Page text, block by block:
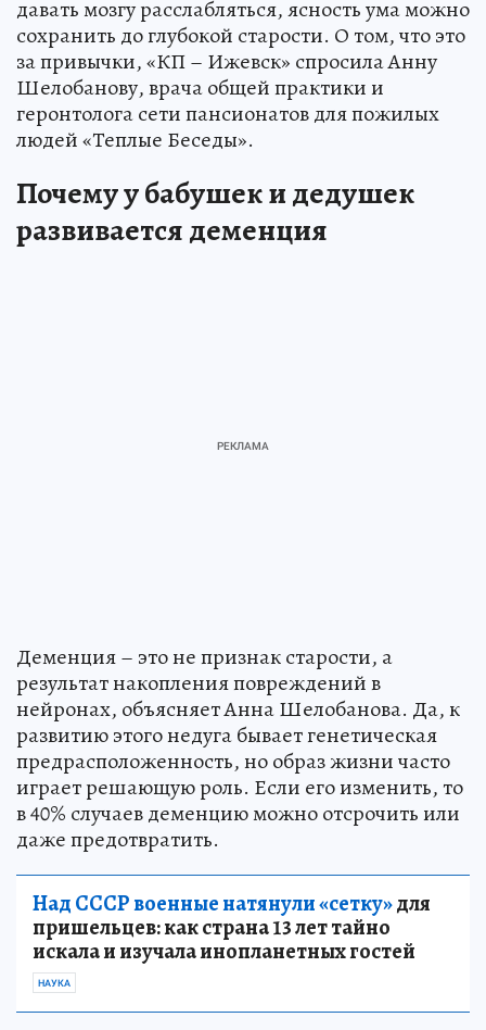
давать мозгу расслабляться, ясность ума можно
сохранить до глубокой старости. О том, что это
за привычки, «КП – Ижевск» спросила Анну
Шелобанову, врача общей практики и
геронтолога сети пансионатов для пожилых
людей «Теплые Беседы».
Почему у бабушек и дедушек
развивается деменция
Деменция – это не признак старости, а
результат накопления повреждений в
нейронах, объясняет Анна Шелобанова. Да, к
развитию этого недуга бывает генетическая
предрасположенность, но образ жизни часто
играет решающую роль. Если его изменить, то
в 40% случаев деменцию можно отсрочить или
даже предотвратить.
Над СССР военные натянули «сетку»для
пришельцев: как страна 13 лет тайно
искала и изучала инопланетных гостей
НАУКА